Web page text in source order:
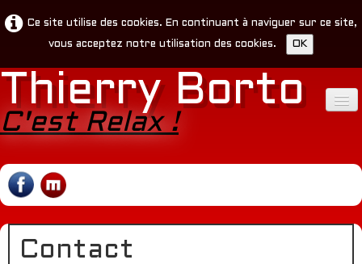
Ce site utilise des cookies. En continuant à naviguer sur ce site,
vous acceptez notre utilisation des cookies. OK
Thierry Borto
C'est Relax !
Accueil
Liens
Contact